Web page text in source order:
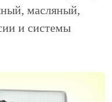
масляный,
и системы